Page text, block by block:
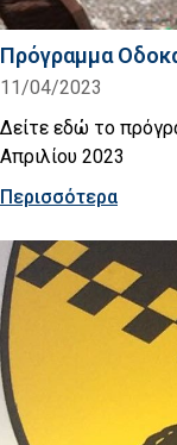
Πρόγραμμα
11/04/2023
Δείτε εδώ το
Απριλίου 2023
Περισσότερα